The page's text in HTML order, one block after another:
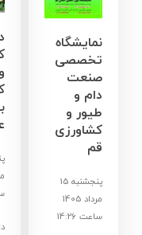
نمایشگاه
تخصصی
صنعت
دام و
طیور و
کشاورزی
قم
پنجشنبه 15
مرداد 1405
ساعت 14:26